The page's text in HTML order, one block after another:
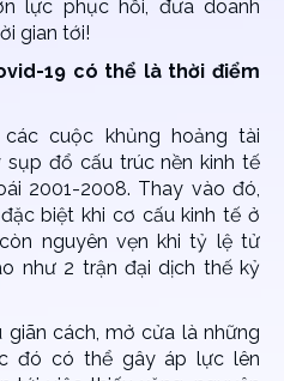
lực phục hồi, đưa doanh
gian tới!
19 có thể là thời điểm
cuộc khủng hoảng tài
sụp đổ cấu trúc nền kinh tế
2001-2008. Thay vào đó,
biệt khi cơ cấu kinh tế ở
nguyên vẹn khi tỷ lệ tử
như 2 trận đại dịch thế kỷ
giãn cách, mở cửa là những
đó có thể gây áp lực lên